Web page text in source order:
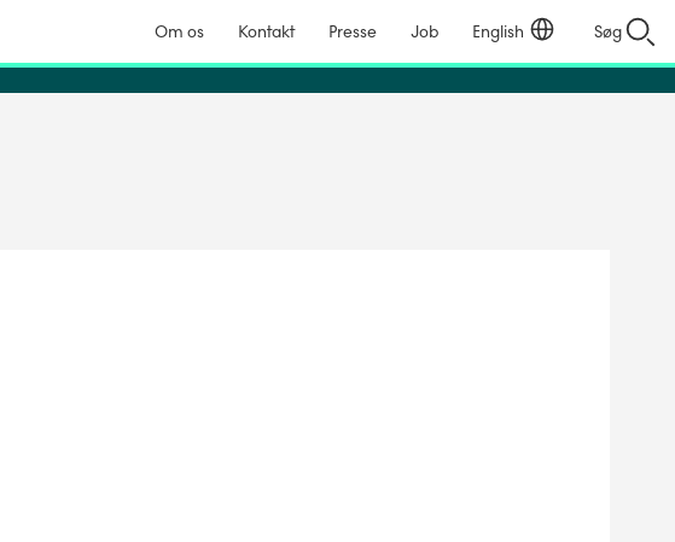
Om os Kontakt Presse Job English Søg